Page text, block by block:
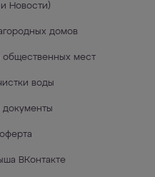
Новости)
домов
мест
воды
документы
ВКонтакте